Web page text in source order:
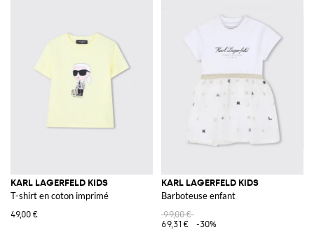
KARL LAGERFELD KIDS
T-shirt en coton imprimé
49,00 €
KARL LAGERFELD KIDS
Barboteuse enfant
99,00 €
69,31 €
-30%